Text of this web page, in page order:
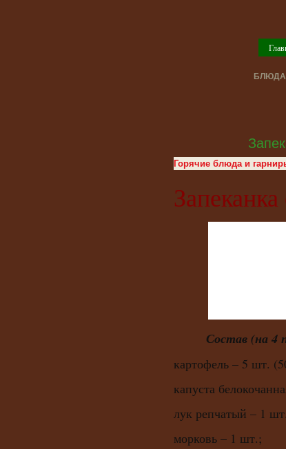
БЛЮДА
Горячие блюда и
Состав (на 4
картофель – 5 шт.
капуста
лук репчатый – 1
морковь – 1 шт.;